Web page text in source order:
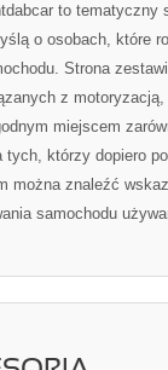
to tematyczny
o osobach, które
Strona
z
miejscem
tych, którzy dopiero
można znaleźć
samochodu